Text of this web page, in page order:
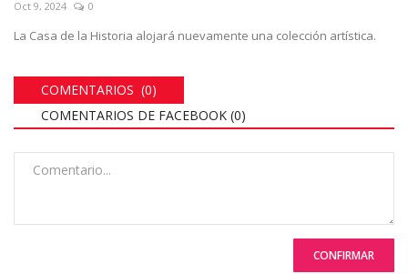
Oct 9, 2024 0
La Casa de la Historia alojará nuevamente una colección artística.
COMENTARIOS (0)
COMENTARIOS DE FACEBOOK (0)
CONFIRMAR